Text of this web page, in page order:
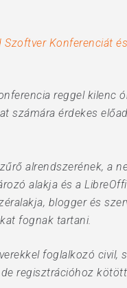
Szoftver Konferenciát
reggel kilenc
számára érdekes
alrendszerének, a
alakja és a
blogger és
fognak tartani.
foglalkozó civil,
regisztrációhoz